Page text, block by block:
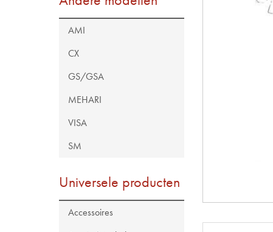
AMI
CX
GS/GSA
MEHARI
VISA
SM
Universele producten
Accessoires